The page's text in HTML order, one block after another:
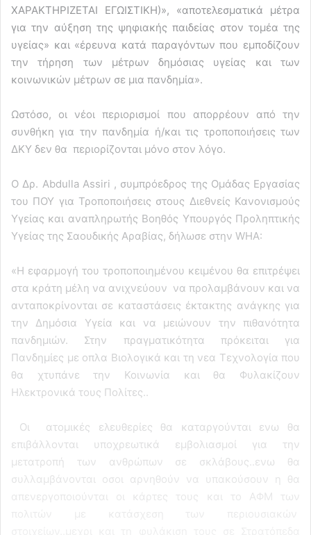
ΧΑΡΑΚΤΗΡΙΖΕΤΑΙ ΕΓΩΙΣΤΙΚΗ)», «αποτελεσματικά μέτρα
για την αύξηση της ψηφιακής παιδείας στον τομέα της
υγείας» και «έρευνα κατά παραγόντων που εμποδίζουν
την τήρηση των μέτρων δημόσιας υγείας και των
κοινωνικών μέτρων σε μια πανδημία».
Ωστόσο, οι νέοι περιορισμοί που απορρέουν από την
συνθήκη για την πανδημία ή/και τις τροποποιήσεις των
ΔΚΥ δεν θα περιορίζονται μόνο στον λόγο.
Ο Δρ. Abdulla Assiri , συμπρόεδρος της Ομάδας Εργασίας
του ΠΟΥ για Τροποποιήσεις στους Διεθνείς Κανονισμούς
Υγείας και αναπληρωτής Βοηθός Υπουργός Προληπτικής
Υγείας της Σαουδικής Αραβίας, δήλωσε στην WHA:
«Η εφαρμογή του τροποποιημένου κειμένου θα επιτρέψει
στα κράτη μέλη να ανιχνεύουν να προλαμβάνουν και να
ανταποκρίνονται σε καταστάσεις έκτακτης ανάγκης για
την Δημόσια Υγεία και να μειώνουν την πιθανότητα
πανδημιών. Στην πραγματικότητα πρόκειται για
Πανδημίες με οπλα Βιολογικά και τη νεα Τεχνολογία που
θα χτυπάνε την Κοινωνία και θα Φυλακίζουν
Ηλεκτρονικά τους Πολίτες..
Οι ατομικές ελευθερίες θα καταργούνται ενω θα
επιβάλλονται υποχρεωτικά εμβολιασμοί για την
μετατροπή των ανθρώπων σε σκλάβους..ενω θα
συλλαμβάνονται οσοι αρνηθούν να υπακούσουν η θα
απενεργοποιούνται οι κάρτες τους και το ΑΦΜ των